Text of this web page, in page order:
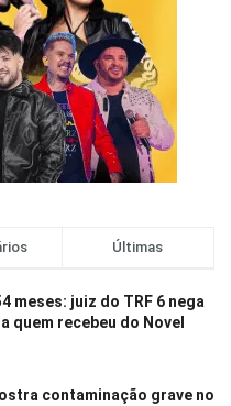
Últimas
meses: juiz do TRF 6 nega
quem recebeu do Novel
contaminação grave no